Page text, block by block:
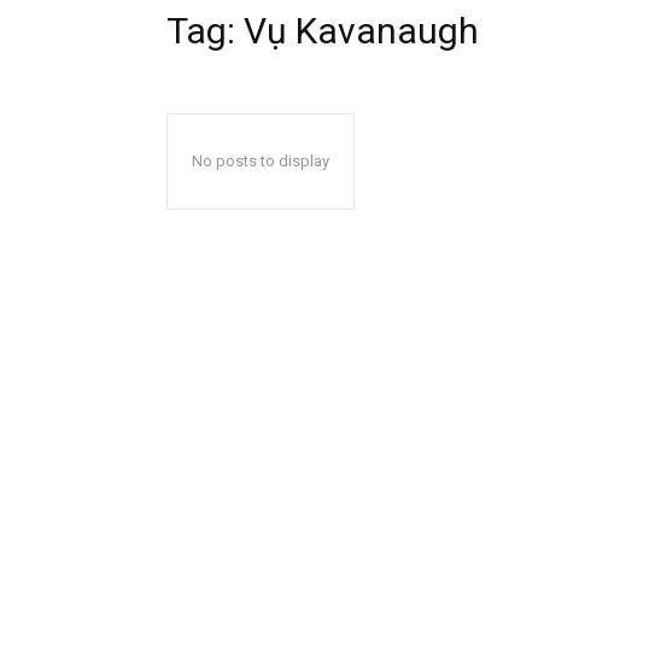
Tag: Vụ Kavanaugh
No posts to display